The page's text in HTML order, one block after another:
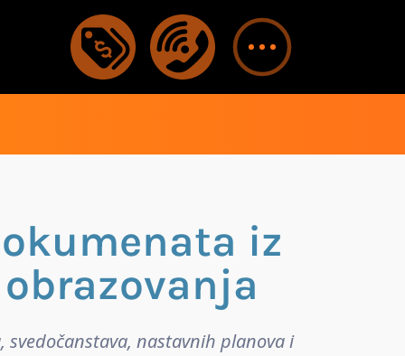
iz
svedočanstava, nastavnih planova i